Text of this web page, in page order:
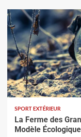
SPORT EXTÉRIEUR
La Ferme des
Modèle